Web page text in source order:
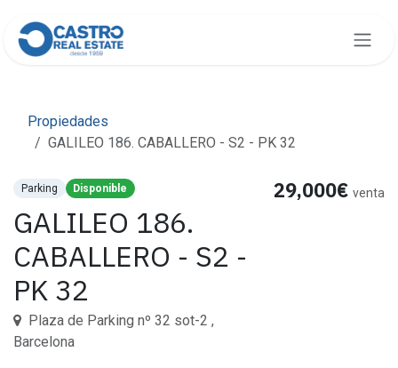
Propiedades
GALILEO 186. CABALLERO - S2 - PK 32
Parking Disponible
GALILEO 186.
CABALLERO - S2 -
PK 32
Plaza de Parking nº 32 sot-2 ,
Barcelona
29,000€ venta